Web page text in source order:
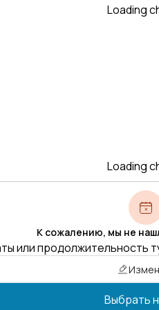
Loading
Loading
К сожалению, мы не
или продолжительность
Выбрать